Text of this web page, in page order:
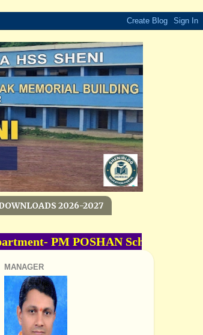
2026-2027
PM POSHAN
MANAGER